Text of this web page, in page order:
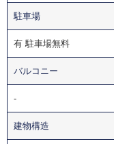
駐車場
有 駐車場無料
バルコニー
-
建物構造